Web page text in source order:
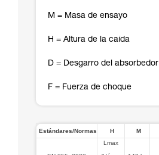
M = Masa de ensayo
H = Altura de la caída
D = Desgarro del absorbedor
F = Fuerza de choque
Estándares/Normas H M
Lmax